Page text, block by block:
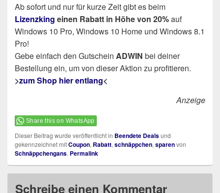
Ab sofort und nur für kurze Zeit gibt es beim
Lizenzking einen Rabatt in Höhe von 20%auf
Windows 10 Pro, Windows 10 Home und Windows 8.1
Pro!
Gebe einfach den Gutschein ADWIN bei deiner
Bestellung ein, um von dieser Aktion zu profitieren.
>zum Shop hier entlang<
Anzeige
Share this on WhatsApp
Dieser Beitrag wurde veröffentlicht in Beendete Dealsund
gekennzeichnet mitCoupon, Rabatt, schnäppchen, sparenvon
Schnäppchengans. Permalink
Schreibe einen Kommentar